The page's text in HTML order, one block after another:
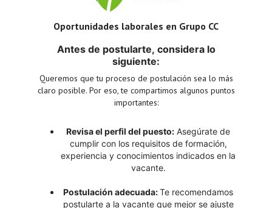
Oportunidades laborales en Grupo CC
Antes de postularte, considera lo
siguiente:
Queremos que tu proceso de postulación sea lo más
claro posible. Por eso, te compartimos algunos puntos
importantes:
Revisa el perfil del puesto: Asegúrate de
cumplir con los requisitos de formación,
experiencia y conocimientos indicados en la
vacante.
Postulación adecuada:Te recomendamos
postularte a la vacante que mejor se ajuste